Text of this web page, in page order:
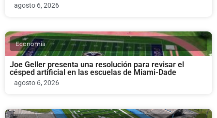
agosto 6, 2026
Economia
Joe Geller presenta una resolución para revisar el
césped artificial en las escuelas de Miami-Dade
agosto 6, 2026